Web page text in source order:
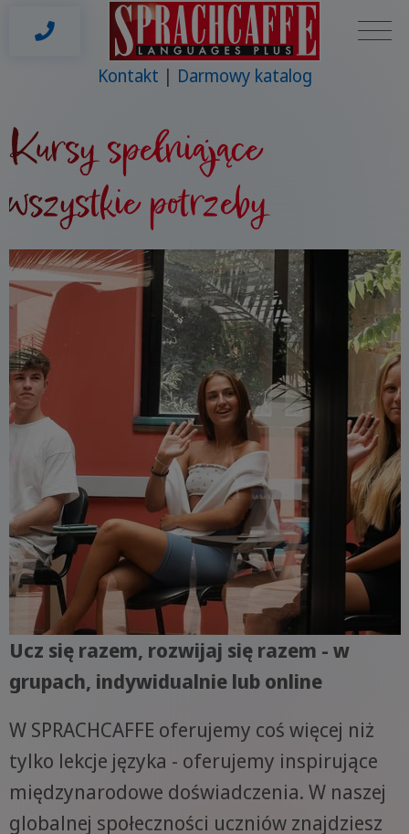
Kontakt Darmowy katalog
Kursy spełniające
wszystkie potrzeby
Ucz się razem, rozwijaj się razem - w
grupach, indywidualnie lub online
W SPRACHCAFFE oferujemy coś więcej niż
tylko lekcje języka - oferujemy inspirujące
międzynarodowe doświadczenia. W naszej
globalnej społeczności uczniów znajdziesz